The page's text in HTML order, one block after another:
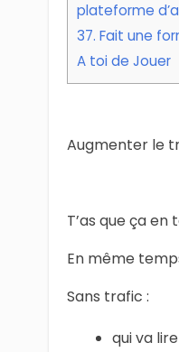
plateforme
37. Fait une
A toi de Jouer
Augmenter le
T’as que ça en
En même
Sans trafic :
qui va